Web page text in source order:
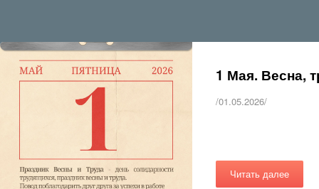
1 Мая. Весна,
/01.05.2026/
Читать далее